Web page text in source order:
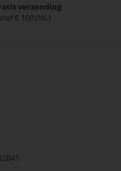
verzending
€ 100 (NL)